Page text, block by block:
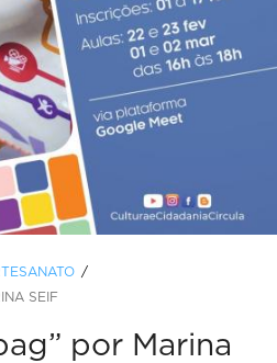
SEIF
por Marina